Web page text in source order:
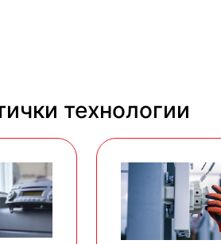
технологии